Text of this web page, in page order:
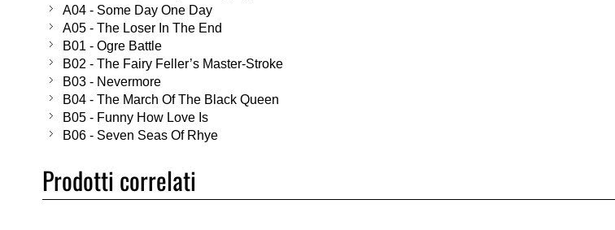
A04 - Some Day One Day
A05 - The Loser In The End
B01 - Ogre Battle
B02 - The Fairy Feller’s Master-Stroke
B03 - Nevermore
B04 - The March Of The Black Queen
B05 - Funny How Love Is
B06 - Seven Seas Of Rhye
Prodotti correlati